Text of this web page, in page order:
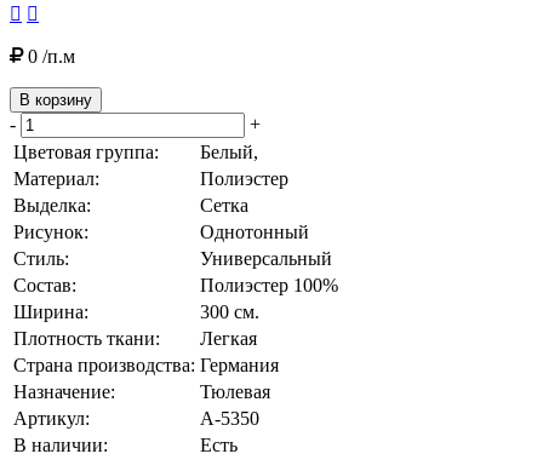
 
0 /п.м
В корзину
-
+
Цветовая группа:
Белый,
Материал:
Полиэстер
Выделка:
Сетка
Рисунок:
Однотонный
Стиль:
Универсальный
Состав:
Полиэстер 100%
Ширина:
300 см.
Плотность ткани:
Легкая
Страна производства: Германия
Назначение:
Тюлевая
Артикул:
А-5350
В наличии:
Есть